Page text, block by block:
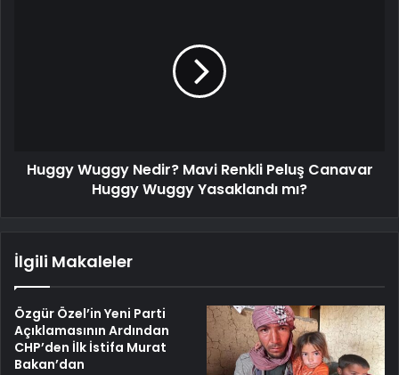
Huggy Wuggy Nedir? Mavi Renkli Peluş Canavar
Huggy Wuggy Yasaklandı mı?
İlgili Makaleler
Özgür Özel’in Yeni Parti
Açıklamasının Ardından
CHP’den İlk İstifa Murat
Bakan’dan